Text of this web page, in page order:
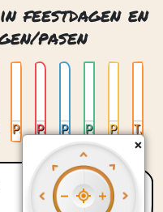
feestdagen en
pasen
Paashaas kostuum 02 Paashaas kostuum 03 Paashaas met eieren Paashaas moet bloemen en eieren Paasmandje Twee paashazen
Over ons
×